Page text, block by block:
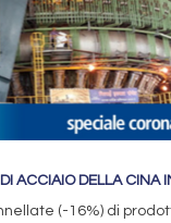
ACCIAIO DELLA CINA
(-16%) di